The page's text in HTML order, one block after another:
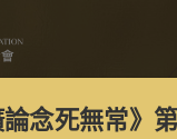
論念死無常》